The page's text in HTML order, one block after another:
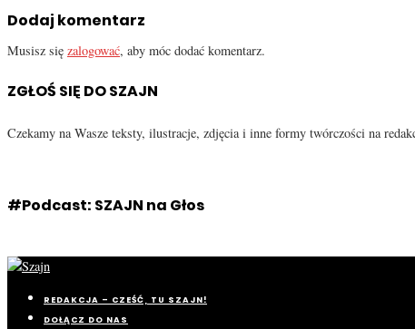
Dodaj komentarz
Musisz się zalogować, aby móc dodać komentarz.
ZGŁOŚ SIĘ DO SZAJN
Czekamy na Wasze teksty, ilustracje, zdjęcia i inne formy twórczości na
#Podcast: SZAJN na Głos
REDAKCJA – CZEŚĆ, TU SZAJN!
DOŁĄCZ DO NAS